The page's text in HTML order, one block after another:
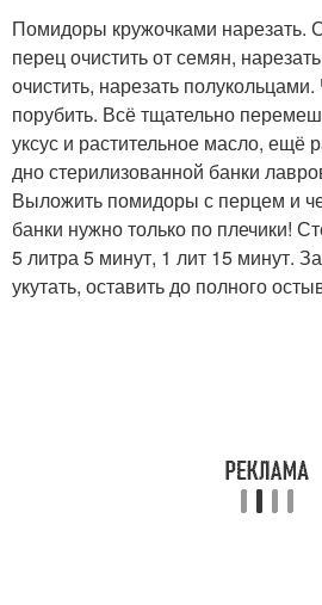
Помидоры кружочками нарезать.
перец очистить от семян,
очистить, нарезать
порубить. Всё тщательно
уксус и растительное масло, ещё
дно стерилизованной банки
Выложить помидоры с перцем и
банки нужно только по плечики!
5 литра 5 минут, 1 лит 15 минут.
укутать, оставить до полного